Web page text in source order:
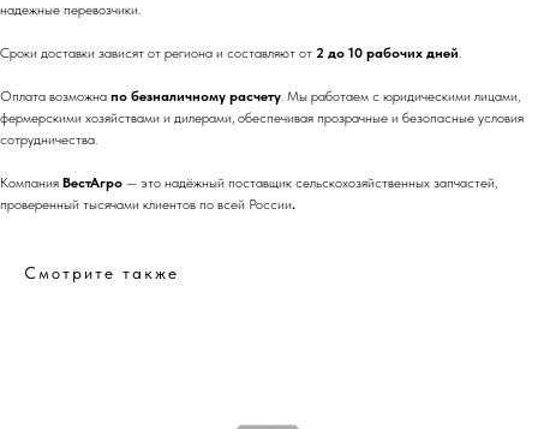
надежные перевозчики.
Сроки доставки зависят от региона и составляют от 2 до 10 рабочих дней.
Оплата возможна по безналичному расчету. Мы работаем с юридическими лицами,
фермерскими хозяйствами и дилерами, обеспечивая прозрачные и безопасные условия
сотрудничества.
Компания ВестАгро — это надёжный поставщик сельскохозяйственных запчастей,
проверенный тысячами клиентов по всей России.
Смотрите также